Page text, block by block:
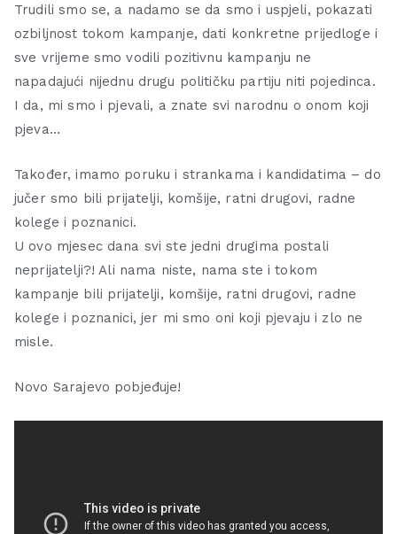
Trudili smo se, a nadamo se da smo i uspjeli, pokazati
ozbiljnost tokom kampanje, dati konkretne prijedloge i
sve vrijeme smo vodili pozitivnu kampanju ne
napadajući nijednu drugu političku partiju niti pojedinca.
I da, mi smo i pjevali, a znate svi narodnu o onom koji
pjeva…
Također, imamo poruku i strankama i kandidatima – do
jučer smo bili prijatelji, komšije, ratni drugovi, radne
kolege i poznanici.
U ovo mjesec dana svi ste jedni drugima postali
neprijatelji?! Ali nama niste, nama ste i tokom
kampanje bili prijatelji, komšije, ratni drugovi, radne
kolege i poznanici, jer mi smo oni koji pjevaju i zlo ne
misle.
Novo Sarajevo pobjeđuje!